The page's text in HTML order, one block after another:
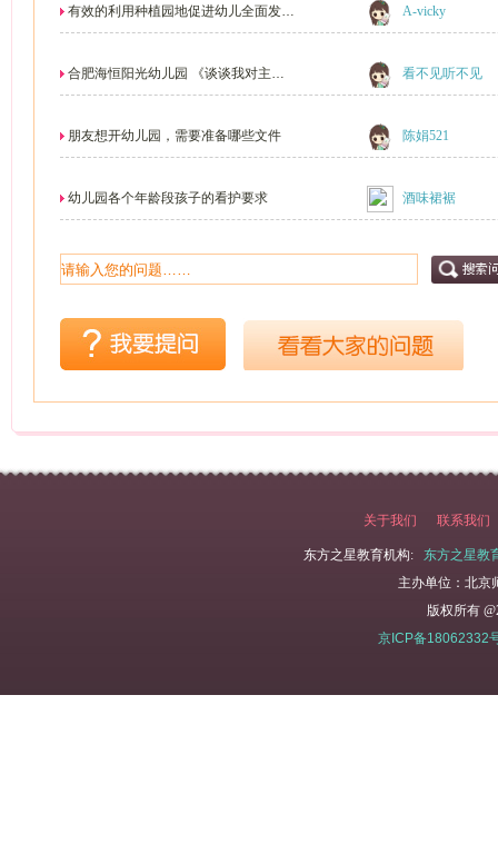
有效的利用种植园地促进幼儿全面发 A-vicky
合肥海恒阳光幼儿园 《谈谈我对主题 看不见听不见
朋友想开幼儿园，需要准备哪些文件 陈娟521
幼儿园各个年龄段孩子的看护要求 酒味裙裾
关于我们 联系我们
东方之星教育机构:
东方之星教
主办单位：北京
版权所有
京ICP备18062332